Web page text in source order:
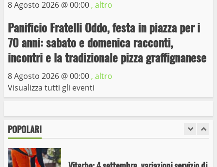
8 Agosto 2026 @00:00 , altro
Panificio Fratelli Oddo, festa in piazza per i
70 anni: sabato e domenica racconti,
incontri e la tradizionale pizza graffignanese
8 Agosto 2026 @00:00 , altro
Visualizza tutti gli eventi
POPOLARI
7
I Carabinieri arrestano due giovani per
detenzione ai fini di spaccio di sostanze
stupefacenti
ritiro rifiuti porta a porta